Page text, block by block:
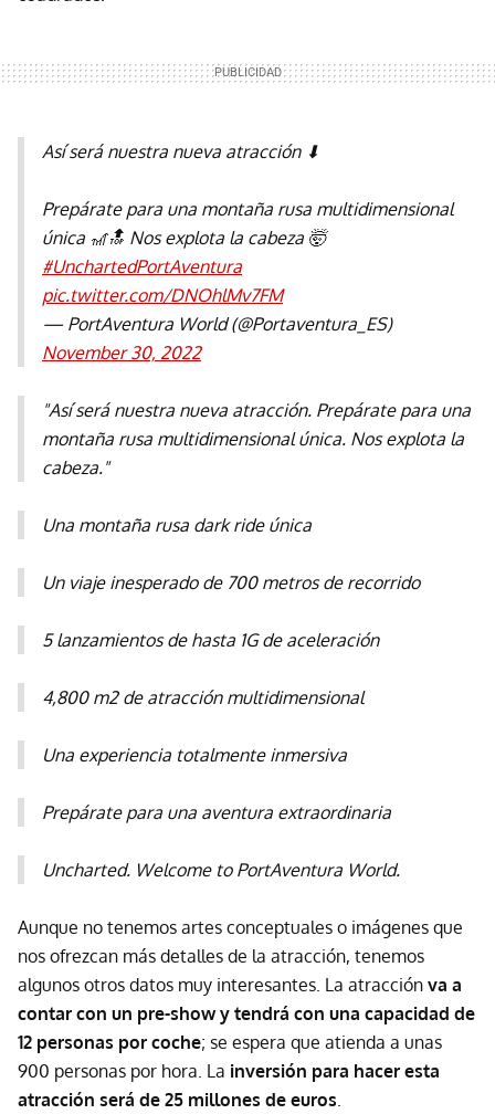
Así será nuestra nueva atracción ⬇
Prepárate para una montaña rusa multidimensional
única 🎢🔝 Nos explota la cabeza 🤯
#UnchartedPortAventura
pic.twitter.com/DNOhlMv7FM
— PortAventura World (@Portaventura_ES)
November 30, 2022
"Así será nuestra nueva atracción. Prepárate para una
montaña rusa multidimensional única. Nos explota la
cabeza."
Una montaña rusa dark ride única
Un viaje inesperado de 700 metros de recorrido
5 lanzamientos de hasta 1G de aceleración
4,800 m2 de atracción multidimensional
Una experiencia totalmente inmersiva
Prepárate para una aventura extraordinaria
Uncharted. Welcome to PortAventura World.
Aunque no tenemos artes conceptuales o imágenes que
nos ofrezcan más detalles de la atracción, tenemos
algunos otros datos muy interesantes. La atracción va a
contar con un pre-show y tendrá con una capacidad de
12 personas por coche; se espera que atienda a unas
900 personas por hora. La inversión para hacer esta
atracción será de 25 millones de euros